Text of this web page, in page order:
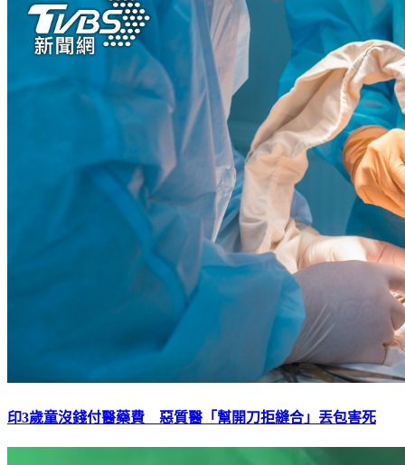
印3歲童沒錢付醫藥費 惡質醫「幫開刀拒縫合」丟包害死